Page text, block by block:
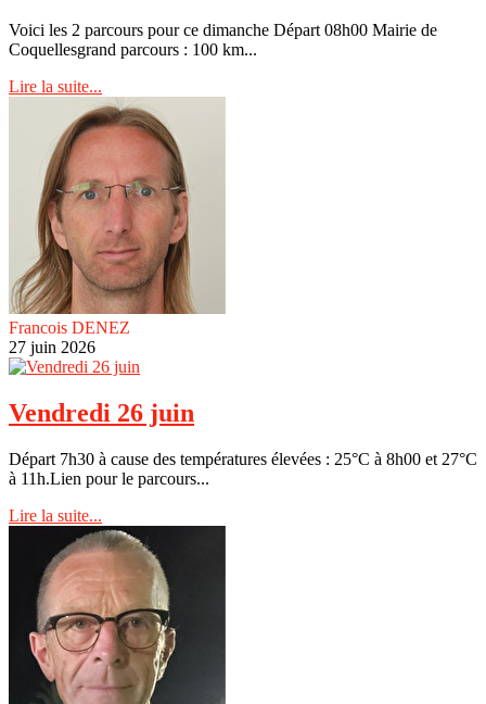
Voici les 2 parcours pour ce dimanche Départ 08h00 Mairie de
Coquellesgrand parcours : 100 km...
Lire la suite...
Francois DENEZ
27 juin 2026
Vendredi 26 juin
Départ 7h30 à cause des températures élevées : 25°C à 8h00 et 27°C
à 11h.Lien pour le parcours...
Lire la suite...